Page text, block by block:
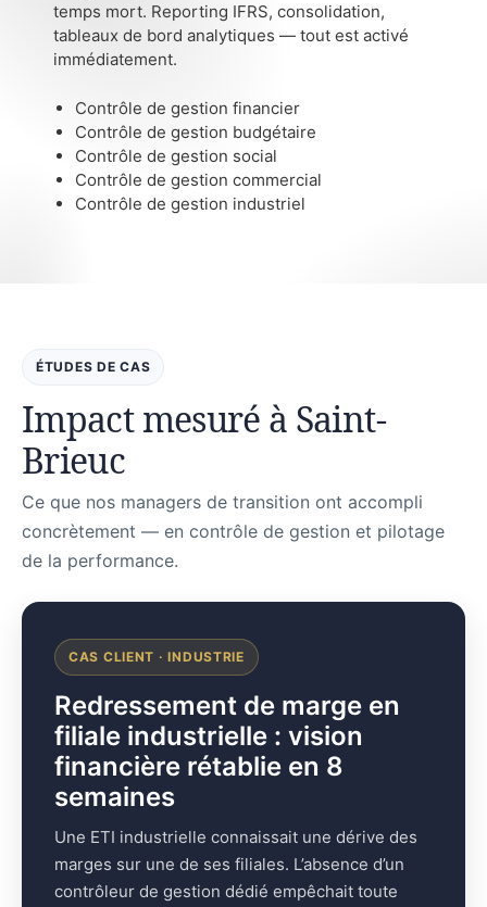
temps mort. Reporting IFRS, consolidation,
tableaux de bord analytiques — tout est activé
immédiatement.
Contrôle de gestion financier
Contrôle de gestion budgétaire
Contrôle de gestion social
Contrôle de gestion commercial
Contrôle de gestion industriel
ÉTUDES DE CAS
Impact mesuré à Saint-
Brieuc
Ce que nos managers de transition ont accompli
concrètement — en contrôle de gestion et pilotage
de la performance.
CAS CLIENT · INDUSTRIE
Redressement de marge en
filiale industrielle : vision
financière rétablie en 8
semaines
Une ETI industrielle connaissait une dérive des
marges sur une de ses filiales. L’absence d’un
contrôleur de gestion dédié empêchait toute